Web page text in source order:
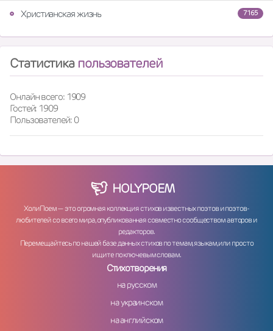
7165
Христианская жизнь
Статистика пользователей
Онлайн всего: 1909
Гостей: 1909
Пользователей: 0
HOLYPOEM
ХолиПоем — это огромная коллекция стихов известных поэтов и поэтов-
любителей со всего мира, опубликованная совместно сообществом авторов и
редакторов.
Перемещайтесь по нашей базе данных стихов по темам, языкам, или просто
ищите по ключевым словам.
Стихотворения
на русском
на украинском
на английском